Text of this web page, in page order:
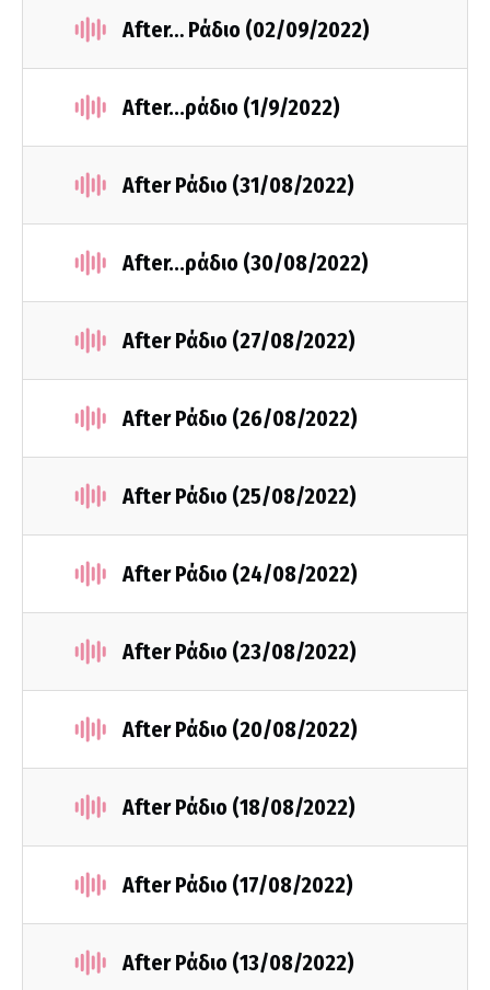
After… Ράδιο (02/09/2022)
After...ράδιο (1/9/2022)
After Ράδιο (31/08/2022)
After...ράδιο (30/08/2022)
After Ράδιο (27/08/2022)
After Ράδιο (26/08/2022)
After Ράδιο (25/08/2022)
After Ράδιο (24/08/2022)
After Ράδιο (23/08/2022)
After Ράδιο (20/08/2022)
After Ράδιο (18/08/2022)
After Ράδιο (17/08/2022)
After Ράδιο (13/08/2022)